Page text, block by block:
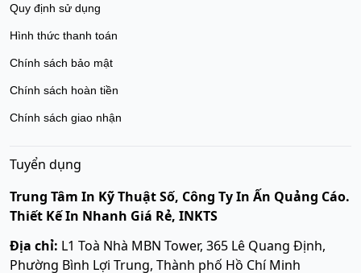
Quy định sử dụng
Hình thức thanh toán
Chính sách bảo mật
Chính sách hoàn tiền
Chính sách giao nhận
Tuyển dụng
Trung Tâm In Kỹ Thuật Số, Công Ty In Ấn Quảng Cáo.
Thiết Kế In Nhanh Giá Rẻ, INKTS
Địa chỉ: L1 Toà Nhà MBN Tower, 365 Lê Quang Định,
Phường Bình Lợi Trung, Thành phố Hồ Chí Minh